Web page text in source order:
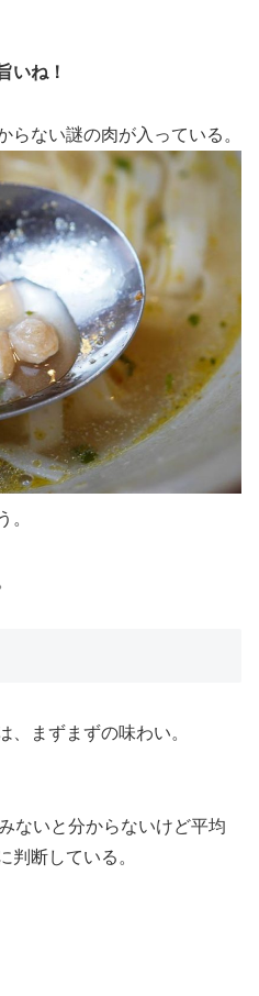
いね！
らない謎の肉が入っている。
。
、まずまずの味わい。
ないと分からないけど平均
判断している。